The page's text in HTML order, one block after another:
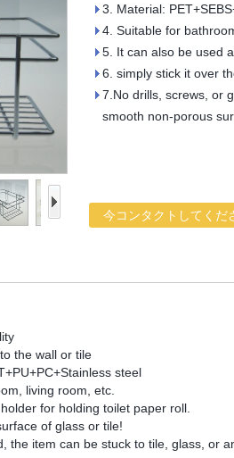
3. Material:
4. Suitable for
5. It can also be used
6. simply stick it over
7.No drills, screws, or
smooth non-porous
今コンタクトしてくだ
the wall or tile
steel
living room, etc.
for holding toilet paper roll.
of glass or tile!
the item can be stuck to tile, glass, or